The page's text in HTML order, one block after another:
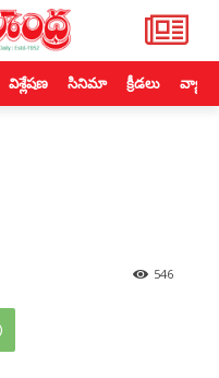
విశ్లేషణ సినిమా క్రీడలు
546